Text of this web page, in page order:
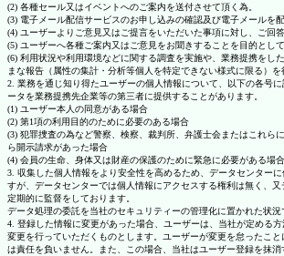
(2) 各種セール又はイベントへのご案内を送付させて頂く為。
(3) 電子メール配信サービスのお申し込みの確認及び電子メールを
(4) ユーザーよりご意見又はご提言をいただいた事項に対し、ご回答
(5) ユーザーへ各種ご案内又はご意見をお聞きすることを目的とし
(6) 利用状況や利用環境などに関する調査を実施や、業務提携をし
まな報告（属性の集計・分析等個人を特定できない様式に限る）を
2. 業務を通じ知り得たユーザーの個人情報について、以下の各号
ータを業務提携先企業等の第三者に提供することがあります。
(1) ユーザー本人の同意がある場合
(2) 第1項の利用目的のために必要のある場合
(3) 犯罪捜査の為など警察、検察、裁判所、弁護士会またはこれら
ら開示請求があった場合
(4) 会員の生命、身体又は財産の保護のために緊急に必要がある場合
3. 収集した個人情報をより安全性を高めるため、データセンター
すが、データセンターでは個人情報にアクセスする権利は無く、
定期的に監督をしております。
データ処理の委託を当社のセキュリティーの管理化に置かれた状況
4. 登録した情報に変更があった場合、ユーザーは、当社が定める
変更を行っていただくものとします。ユーザーが変更を怠ったこ
は責任を負いません。また、この場合、当社はユーザー登録を抹消